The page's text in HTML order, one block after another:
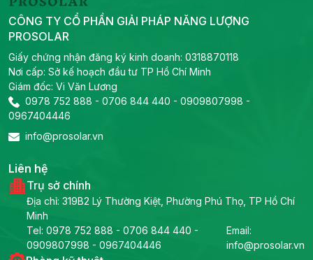
CÔNG TY CỔ PHẦN GIẢI PHÁP NĂNG LƯỢNG
PROSOLAR
Giấy chứng nhận đăng ký kinh doanh: 0318870118
Nơi cấp: Sở kế hoạch đầu tư TP Hồ Chí Minh
Giám đốc: Vi Văn Lương
0978 752 888 - 0706 844 440 - 0909807998 -
0967404446
info@prosolar.vn
Liên hệ
Trụ sở chính
Địa chỉ: 319B2 Lý Thường Kiệt, Phường Phú Thọ, TP Hồ Chí
Minh
Tel: 0978 752 888 - 0706 844 440 -
0909807998 - 0967404446
Email:
info@prosolar.vn